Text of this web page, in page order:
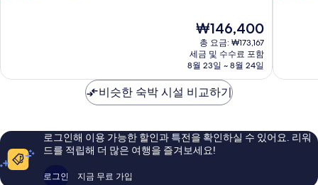
뒤
트
웨
이
륭
용
후
기
160
현
재
요
금
₩146,400
₩146,400
총 요금: ₩173,167
세금 및 수수료 포함
8월 23일 ~ 8월 24일
트
륭
용
비슷한 숙박 시설 비교하기
로그인해 이용 가능한 할인과 특전을 확인하실 수 있어요. 리워
드를 적립해 더 많은 여행을 즐겨보세요!
로그인 지금 무료 가입